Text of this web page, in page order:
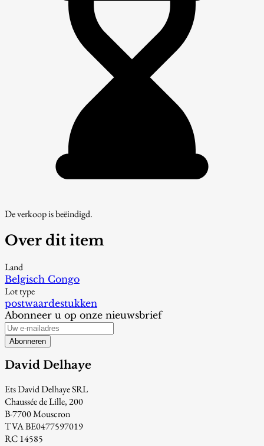
De verkoop is beëindigd.
Over dit item
Land
Belgisch Congo
Lot type
postwaardestukken
Abonneer u op onze nieuwsbrief
Abonneren
David Delhaye
Ets David Delhaye SRL
Chaussée de Lille, 200
B-7700 Mouscron
TVA BE0477597019
RC 14585